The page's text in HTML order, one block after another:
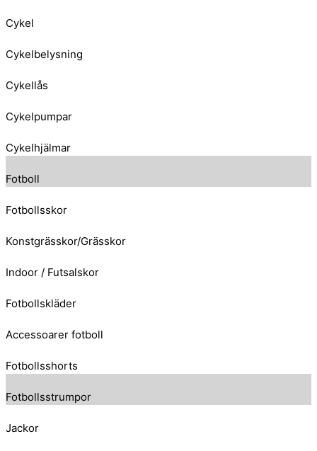
Cykel
Cykelbelysning
Cykellås
Cykelpumpar
Cykelhjälmar
Fotboll
Fotbollsskor
Konstgrässkor/Grässkor
Indoor / Futsalskor
Fotbollskläder
Accessoarer fotboll
Fotbollsshorts
Fotbollsstrumpor
Jackor